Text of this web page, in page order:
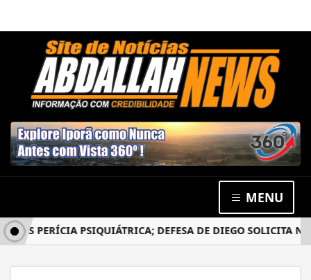
MENU
PERÍCIA PSIQUIÁTRICA; DEFESA DE DIEGO SOLICITA